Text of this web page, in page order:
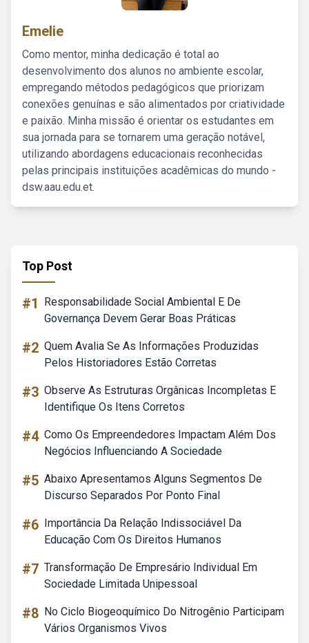
Emelie
Como mentor, minha dedicação é total ao
desenvolvimento dos alunos no ambiente escolar,
empregando métodos pedagógicos que priorizam
conexões genuínas e são alimentados por criatividade
e paixão. Minha missão é orientar os estudantes em
sua jornada para se tornarem uma geração notável,
utilizando abordagens educacionais reconhecidas
pelas principais instituições acadêmicas do mundo -
dsw.aau.edu.et.
Top Post
#1
Responsabilidade Social Ambiental E De
Governança Devem Gerar Boas Práticas
#2 Quem Avalia Se As Informações Produzidas
Pelos Historiadores Estão Corretas
#3 Observe As Estruturas Orgânicas Incompletas E
Identifique Os Itens Corretos
#4 Como Os Empreendedores Impactam Além Dos
Negócios Influenciando A Sociedade
#5 Abaixo Apresentamos Alguns Segmentos De
Discurso Separados Por Ponto Final
#6 Importância Da Relação Indissociável Da
Educação Com Os Direitos Humanos
#7 Transformação De Empresário Individual Em
Sociedade Limitada Unipessoal
#8 No Ciclo Biogeoquímico Do Nitrogênio Participam
Vários Organismos Vivos